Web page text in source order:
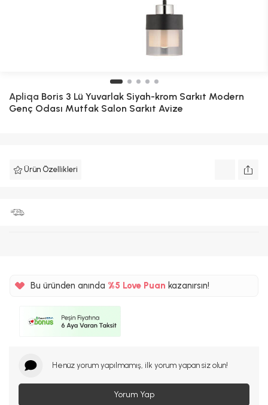
Apliqa Boris 3 Lü Yuvarlak Siyah-krom Sarkıt Modern
Genç Odası Mutfak Salon Sarkıt Avize
Ürün Özellikleri
Bu üründen anında %5
%5
Love Puan kazanırsın!
Henüz yorum yapılmamış, ilk yorum yapan siz olun!
Yorum Yap